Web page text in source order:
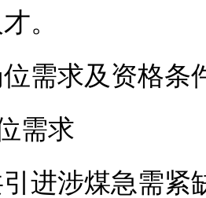
。
求及资格条
需求
涉煤急需紧